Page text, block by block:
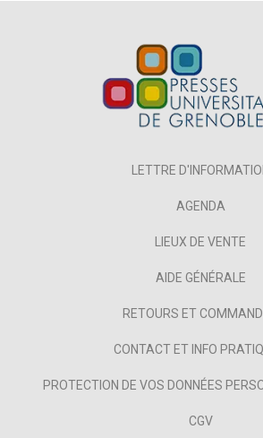
LETTRE
AGENDA
LIEUX DE VENTE
AIDE GÉNÉRALE
RETOURS ET
CONTACT ET INFO
PROTECTION DE VOS DONNÉES
CGV